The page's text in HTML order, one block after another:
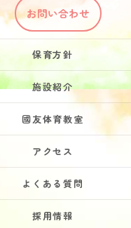
お問い合わせ
保育方針
施設紹介
國友体育教室
アクセス
よくある質問
採用情報